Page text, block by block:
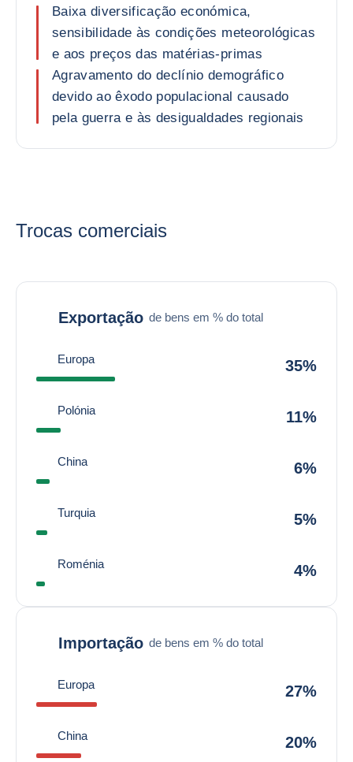
Baixa diversificação económica,
sensibilidade às condições meteorológicas
e aos preços das matérias-primas
Agravamento do declínio demográfico
devido ao êxodo populacional causado
pela guerra e às desigualdades regionais
Trocas comerciais
Exportação de bens em % do total
Europa 35%
Polónia 11%
China 6%
Turquia 5%
Roménia 4%
Importação de bens em % do total
Europa 27%
China 20%